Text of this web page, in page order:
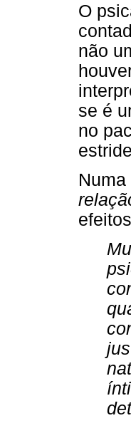
O
não
se é
no